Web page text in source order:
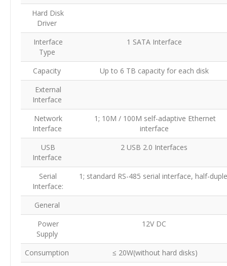
Hard Disk
Driver
Interface
Type
1 SATA Interface
Capacity
Up to 6 TB capacity for each disk
External
Interface
Network
Interface
1; 10M / 100M self-adaptive Ethernet
interface
USB
Interface
2 USB 2.0 Interfaces
Serial
Interface:
1; standard RS-485 serial interface, half-
General
Power
Supply
12V DC
Consumption
≤ 20W(without hard disks)